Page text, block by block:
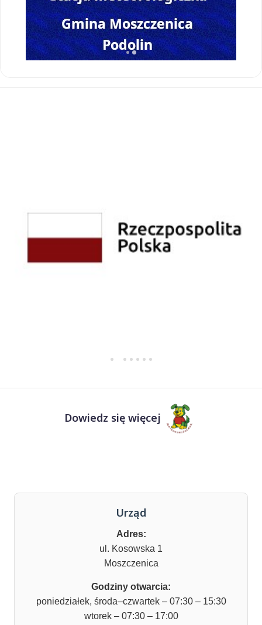
Dowiedz się więcej
Urząd
Adres:
ul. Kosowska 1
Moszczenica
Godziny otwarcia:
poniedziałek, środa–czwartek – 07:30 – 15:30
wtorek – 07:30 – 17:00